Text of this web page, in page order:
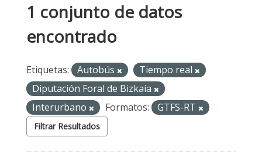
1 conjunto de datos
encontrado
Etiquetas: Autobús
Tiempo real
Diputación Foral de Bizkaia
Interurbano
Formatos: GTFS-RT
Filtrar Resultados